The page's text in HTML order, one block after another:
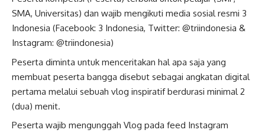
SMA, Universitas) dan wajib mengikuti media sosial resmi 3
Indonesia (Facebook: 3 Indonesia, Twitter: @triindonesia &
Instagram: @triindonesia)
Peserta diminta untuk menceritakan hal apa saja yang
membuat peserta bangga disebut sebagai angkatan digital
pertama melalui sebuah vlog inspiratif berdurasi minimal 2
(dua) menit.
Peserta wajib mengunggah Vlog pada feed Instagram